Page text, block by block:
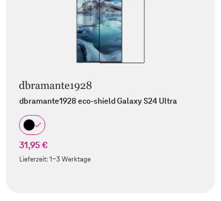
dbramante1928 eco-shield Galaxy S24 Ultra
31,95 €
Lieferzeit:1-3 Werktage